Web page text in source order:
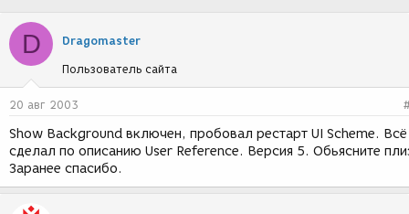
о
р
т
е
м
ы
с
з
д
и
я
D Dragomaster
Пользователь сайта
20 авг 2003
Show Background включен, пробовал рестарт UI Scheme. Всё
сделал по описанию User Reference. Версия 5. Обьясните
Заранее спасибо.